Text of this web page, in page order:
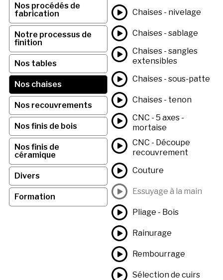
Nos procédés de
fabrication
Notre processus de
finition
Nos tables
Nos chaises
Nos recouvrements
Nos finis de bois
Nos finis de
céramique
Divers
Formation
Chaises - nivelage
Chaises - sablage
Chaises - sangles
extensibles
Chaises - sous-patte
Chaises - tenon
CNC - 5 axes -
mortaise
CNC - Découpe
recouvrement
Couture
Essuyage à la main
Pliage - Bois
Rainurage
Rembourrage
Sélection de cuirs